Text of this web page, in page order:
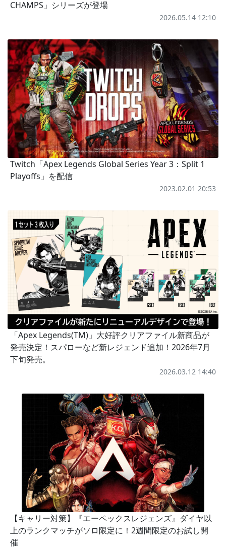
CHAMPS」シリーズが登場
2026.05.14 12:10
Twitch「Apex Legends Global Series Year 3：Split 1
Playoffs」を配信
2023.02.01 20:53
「Apex Legends(TM)」大好評クリアファイル新商品が
発売決定！スパローなど新レジェンド追加！2026年7月
下旬発売。
2026.03.12 14:40
【キャリー対策】『エーペックスレジェンズ』ダイヤ以
上のランクマッチがソロ限定に！2週間限定のお試し開
催